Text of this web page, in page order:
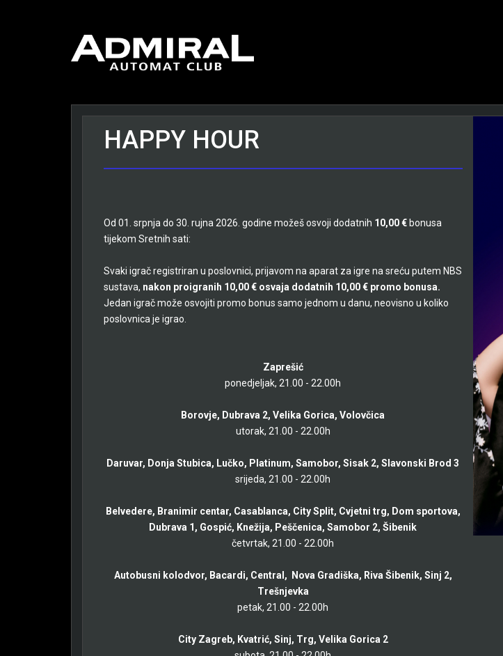
HAPPY HOUR
Od 01. srpnja do 30. rujna 2026. godine možeš osvoji dodatnih 10,00€ bonusa
tijekom Sretnih sati:
Svaki igrač registriran u poslovnici, prijavom na aparat za igre na sreću putem NBS
sustava, nakon proigranih 10,00 € osvaja dodatnih 10,00 € promo bonusa.
Jedan igrač može osvojiti promo bonus samo jednom u danu, neovisno u koliko
poslovnica je igrao.
Zaprešić
ponedjeljak, 21.00 - 22.00h
Borovje, Dubrava 2, Velika Gorica, Volovčica
utorak, 21.00 - 22.00h
Daruvar, Donja Stubica, Lučko, Platinum, Samobor, Sisak 2, Slavonski Brod 3
srijeda, 21.00 - 22.00h
Belvedere, Branimir centar, Casablanca, City Split, Cvjetni trg, Dom sportova,
Dubrava 1, Gospić, Knežija, Peščenica, Samobor 2, Šibenik
četvrtak, 21.00 - 22.00h
Autobusni kolodvor, Bacardi, Central, Nova Gradiška, Riva Šibenik, Sinj 2,
Trešnjevka
petak, 21.00 - 22.00h
City Zagreb, Kvatrić, Sinj, Trg, Velika Gorica 2